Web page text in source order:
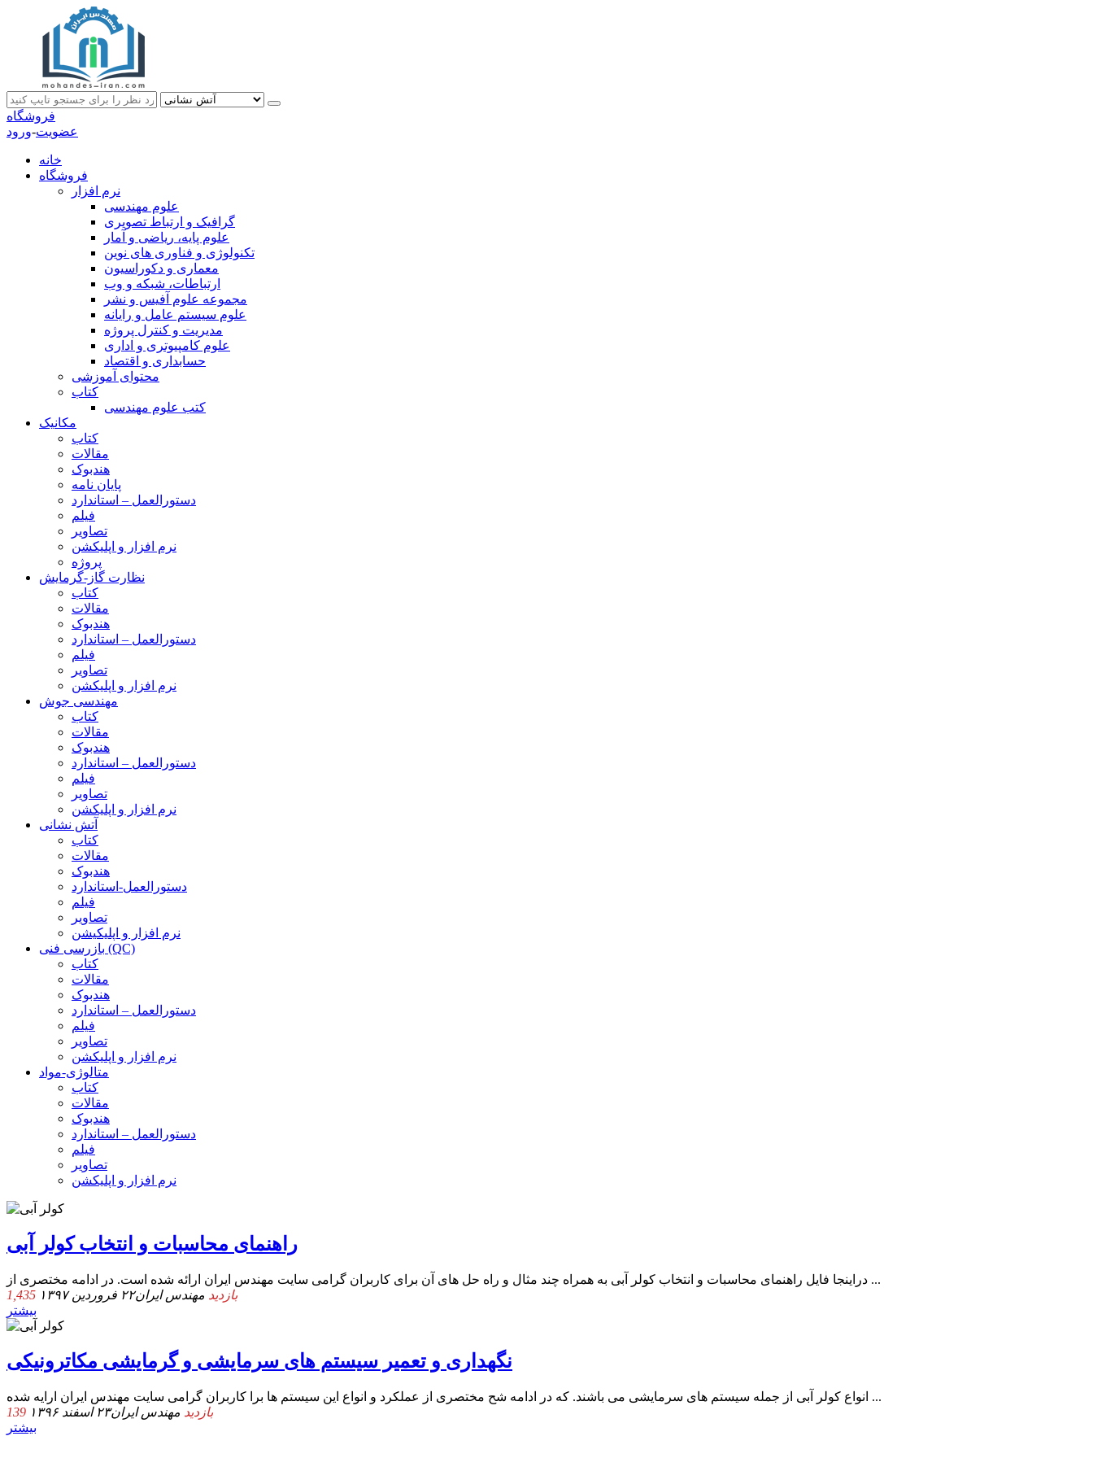
فروشگاه
عضویت-ورود
خانه
فروشگاه
نرم افزار
علوم مهندسی
گرافیک و ارتباط تصویری
علوم پایه، ریاضی و آمار
تکنولوژی و فناوری های نوین
معماری و دکوراسیون
ارتباطات، شبکه و وب
مجموعه علوم آفیس و نشر
علوم سیستم عامل و رایانه
مدیریت و کنترل پروژه
علوم کامپیوتری و اداری
حسابداری و اقتصاد
محتوای آموزشی
کتاب
کتب علوم مهندسی
مکانیک
کتاب
مقالات
هندبوک
پایان نامه
دستورالعمل – استاندارد
فیلم
تصاویر
نرم افزار و اپلیکشن
پروژه
نظارت گاز-گرمایش
کتاب
مقالات
هندبوک
دستورالعمل – استاندارد
فیلم
تصاویر
نرم افزار و اپلیکشن
مهندسی جوش
کتاب
مقالات
هندبوک
دستورالعمل – استاندارد
فیلم
تصاویر
نرم افزار و اپلیکشن
آتش نشانی
کتاب
مقالات
هندبوک
دستورالعمل-استاندارد
فیلم
تصاویر
نرم افزار و اپلیکیشن
بازرسی فنی (QC)
کتاب
مقالات
هندبوک
دستورالعمل – استاندارد
فیلم
تصاویر
نرم افزار و اپلیکشن
متالوژی-مواد
کتاب
مقالات
هندبوک
دستورالعمل – استاندارد
فیلم
تصاویر
نرم افزار و اپلیکشن
راهنمای محاسبات و انتخاب کولر آبی
دراینجا فایل راهنمای محاسبات و انتخاب کولر آبی به همراه چند مثال و راه حل های آن برای کاربران گرامی سایت مهندس ایران ارائه شده است. در ادامه مختصری از ...
1,435 بازدید مهندس ایران۲۲ فروردین ۱۳۹۷
بیشتر
نگهداری و تعمیر سیستم های سرمایشی و گرمایشی مکاترونیکی
انواع کولر آبی از جمله سیستم های سرمایشی می باشند. که در ادامه شح مختصری از عملکرد و انواع این سیستم ها برا کاربران گرامی سایت مهندس ایران ارايه شده ...
139 بازدید مهندس ایران۲۳ اسفند ۱۳۹۶
بیشتر